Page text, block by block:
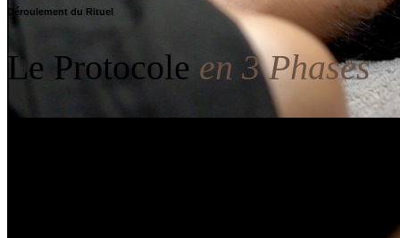
Déroulement du Rituel
Le Protocole en 3 Phases